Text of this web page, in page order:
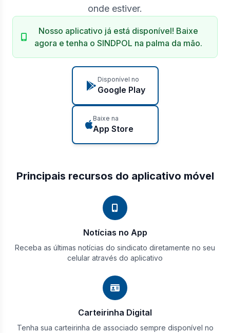
onde estiver.
Nosso aplicativo já está disponível! Baixe
agora e tenha o SINDPOL na palma da mão.
Disponível no
Google Play
Baixe na
App Store
Principais recursos do aplicativo móvel
Notícias no App
Receba as últimas notícias do sindicato diretamente no seu
celular através do aplicativo
Carteirinha Digital
Tenha sua carteirinha de associado sempre disponível no